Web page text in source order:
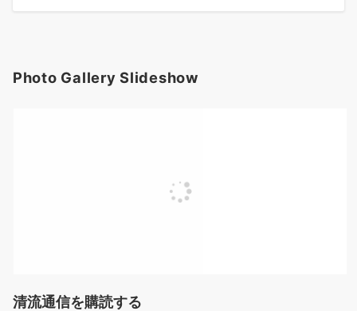
Photo Gallery Slideshow
清流通信を購読する